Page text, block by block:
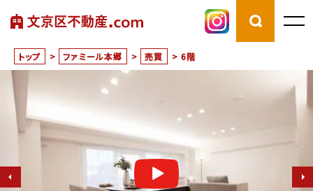
トップ > ファミール本郷 > 売買 > 6階